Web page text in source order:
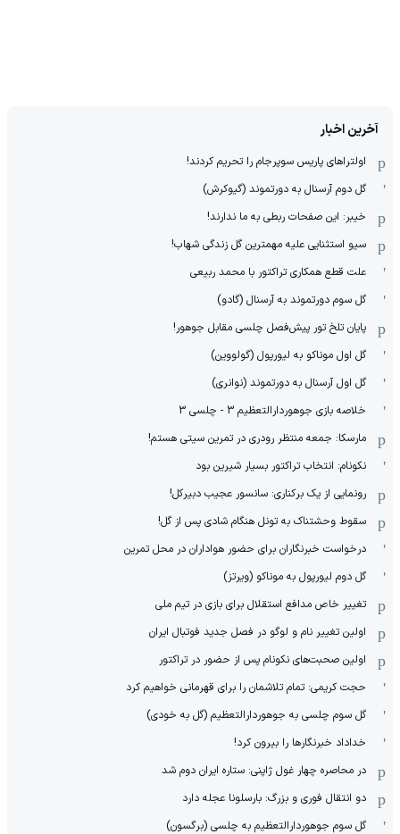
آخرین اخبار
اولتراهای پاریس سوپرجام را تحریم کردند!
گل دوم آرسنال به دورتموند (گیوکرش)
خیبر: این صفحات ربطی به ما ندارند!
سیو استثنایی علیه مهمترین گل زندگی شهاب!
علت قطع همکاری تراکتور با محمد ربیعی
گل سوم دورتموند به آرسنال (گادو)
پایان تلخ تور پیش‌فصل چلسی مقابل جوهور!
گل اول موناکو به لیورپول (گولووین)
گل اول آرسنال به دورتموند (نوانری)
خلاصه بازی جوهوردارالتعظیم 3 - چلسی 3
مارسکا: جمعه منتظر رودری در تمرین سیتی هستم!
نکونام: انتخاب تراکتور بسیار شیرین بود
رونمایی از یک برکناری: سانسور عجیب دبیرکل!
سقوط وحشتناک به تونل هنگام شادی پس از گل!
درخواست خبرنگاران برای حضور هواداران در محل تمرین
گل دوم لیورپول به موناکو (ویرتز)
تغییر خاص مدافع استقلال برای بازی در تیم ملی
اولین تغییر نام و لوگو در فصل جدید فوتبال ایران
اولین صحبت‌های نکونام پس از حضور در تراکتور
حجت کریمی: تمام تلاشمان را برای قهرمانی خواهیم کرد
گل سوم چلسی به جوهوردارالتعظیم (گل به خودی)
خداداد خبرنگارها را بیرون کرد!
در محاصره چهار غول ژاپنی: ستاره ایران دوم شد
دو انتقال فوری و بزرگ: بارسلونا عجله دارد
گل سوم جوهوردارالتعظیم به چلسی (برگسون)